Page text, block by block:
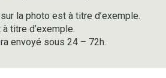
la photo est à titre d’exemple.
titre d’exemple.
envoyé sous 24 – 72h.